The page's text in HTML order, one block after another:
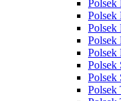
Polsek
Polsek
Polsek
Polsek
Polsek
Polsek
Polsek
Polsek